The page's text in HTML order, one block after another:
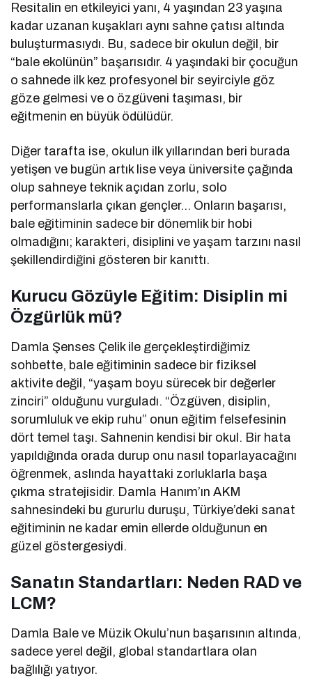
Resitalin en etkileyici yanı, 4 yaşından 23 yaşına
kadar uzanan kuşakları aynı sahne çatısı altında
buluşturmasıydı. Bu, sadece bir okulun değil, bir
“bale ekolünün” başarısıdır. 4 yaşındaki bir çocuğun
o sahnede ilk kez profesyonel bir seyirciyle göz
göze gelmesi ve o özgüveni taşıması, bir
eğitmenin en büyük ödülüdür.
Diğer tarafta ise, okulun ilk yıllarından beri burada
yetişen ve bugün artık lise veya üniversite çağında
olup sahneye teknik açıdan zorlu, solo
performanslarla çıkan gençler… Onların başarısı,
bale eğitiminin sadece bir dönemlik bir hobi
olmadığını; karakteri, disiplini ve yaşam tarzını nasıl
şekillendirdiğini gösteren bir kanıttı.
Kurucu Gözüyle Eğitim: Disiplin mi
Özgürlük mü?
Damla Şenses Çelik ile gerçekleştirdiğimiz
sohbette, bale eğitiminin sadece bir fiziksel
aktivite değil, “yaşam boyu sürecek bir değerler
zinciri” olduğunu vurguladı. “Özgüven, disiplin,
sorumluluk ve ekip ruhu” onun eğitim felsefesinin
dört temel taşı. Sahnenin kendisi bir okul. Bir hata
yapıldığında orada durup onu nasıl toparlayacağını
öğrenmek, aslında hayattaki zorluklarla başa
çıkma stratejisidir. Damla Hanım’ın AKM
sahnesindeki bu gururlu duruşu, Türkiye’deki sanat
eğitiminin ne kadar emin ellerde olduğunun en
güzel göstergesiydi.
Sanatın Standartları: Neden RAD ve
LCM?
Damla Bale ve Müzik Okulu’nun başarısının altında,
sadece yerel değil, global standartlara olan
bağlılığı yatıyor.